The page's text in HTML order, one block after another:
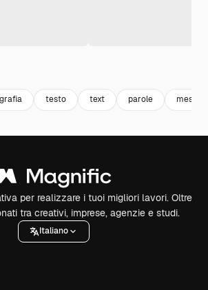
testo text parole
per realizzare i tuoi migliori lavori. Oltre
tra creativi, imprese, agenzie e studi.
Italiano